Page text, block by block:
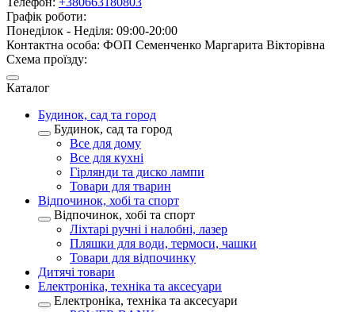
Графік роботи:
Понеділок - Неділя: 09:00-20:00
Контактна особа: ФОП Семенченко Маргарита Вікторівна
Схема проїзду:
Каталог
Будинок, сад та город
Будинок, сад та город
Все для дому
Все для кухні
Гірлянди та диско лампи
Товари для тварин
Відпочинок, хобі та спорт
Відпочинок, хобі та спорт
Ліхтарі ручні і налобні, лазер
Пляшки для води, термоси, чашки
Товари для відпочинку
Дитячі товари
Електроніка, техніка та аксесуари
Електроніка, техніка та аксесуари